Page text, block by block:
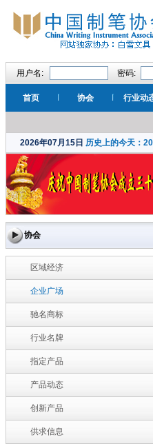
用户名: 密码:
首页 协会 行业动
2026年07月15日 历史上的今天：
协会
区域经济
企业广场
驰名商标
行业名牌
指定产品
产品动态
创新产品
供求信息